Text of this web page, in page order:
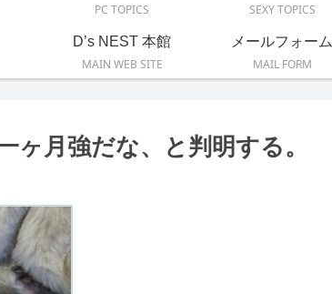
PC TOPICS
SEXY TOPICS
D’s NEST 本館
MAIN WEB SITE
メールフォーム
MAIL FORM
ヶ月強だな、と判明する。